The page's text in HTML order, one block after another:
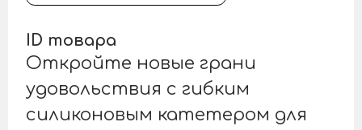
ID товара
Откройте новые грани
удовольствия с гибким
силиконовым катетером для